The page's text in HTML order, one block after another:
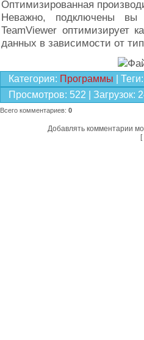
Оптимизированная
Неважно, подключены
TeamViewer оптимизирует
данных в зависимости от
Категория: Программы Теги:
Просмотров: 522 Загрузок:
Всего комментариев: 0
Добавлять комментарии
[